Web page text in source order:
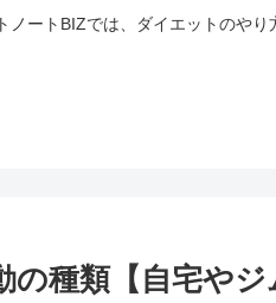
ノートBIZでは、ダイエットのや
の種類【自宅や